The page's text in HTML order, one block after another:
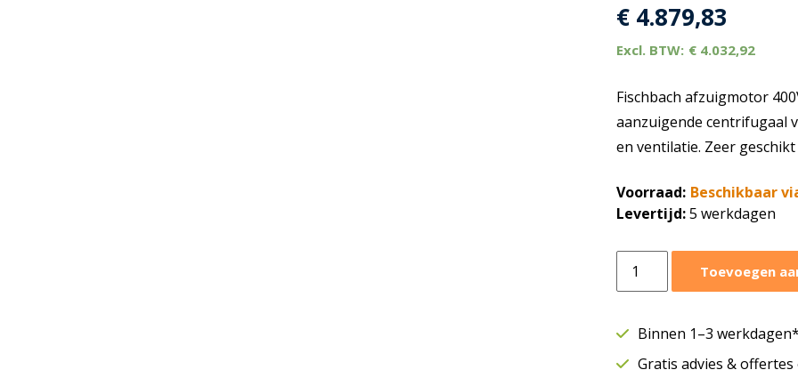
€ 4.879,83
€ 4.032,92
Fischbach afzuigmotor
aanzuigende centrifugaal
en ventilatie. Zeer
Voorraad: Beschikbaar
Levertijd:5 werkdagen
afzuigmotor
m3/h
400V
Toevoegen
Binnen 1–3
Gratis advies &